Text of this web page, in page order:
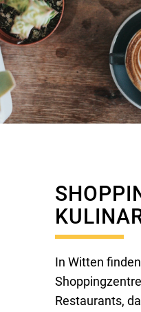
In Witten
Restaurants,